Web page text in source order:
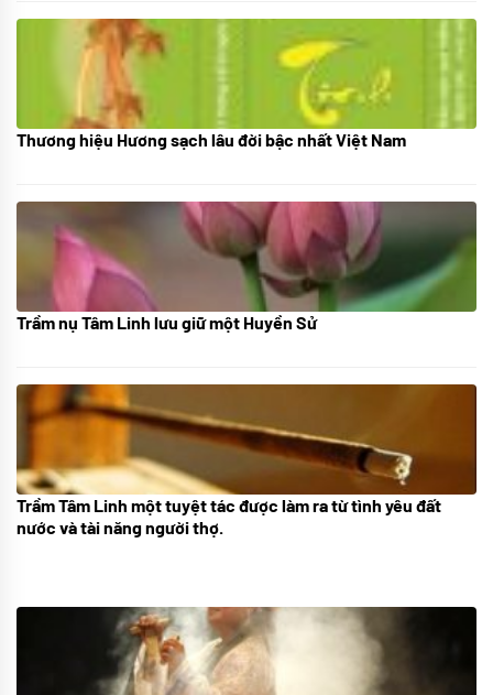
18/10/2025
Thương hiệu Hương sạch lâu đời bậc nhất Việt Nam
05/10/2025
Trầm nụ Tâm Linh lưu giữ một Huyền Sử
09/06/2024
Trầm Tâm Linh một tuyệt tác được làm ra từ tình yêu đất
nước và tài năng người thợ.